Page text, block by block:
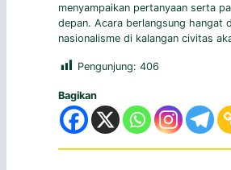
menyampaikan pertanyaan serta
depan. Acara berlangsung hangat
nasionalisme di kalangan civitas
Pengunjung: 406
Bagikan